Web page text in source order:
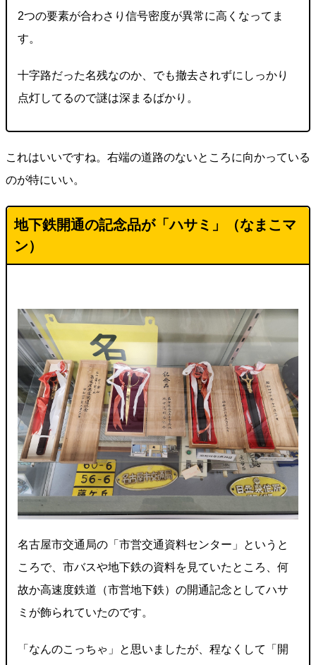
2つの要素が合わさり信号密度が異常に高くなってま
す。
十字路だった名残なのか、でも撤去されずにしっかり
点灯してるので謎は深まるばかり。
これはいいですね。右端の道路のないところに向かっている
のが特にいい。
地下鉄開通の記念品が「ハサミ」（なまこマ
ン）
名古屋市交通局の「市営交通資料センター」というと
ころで、市バスや地下鉄の資料を見ていたところ、何
故か高速度鉄道（市営地下鉄）の開通記念としてハサ
ミが飾られていたのです。
「なんのこっちゃ」と思いましたが、程なくして「開